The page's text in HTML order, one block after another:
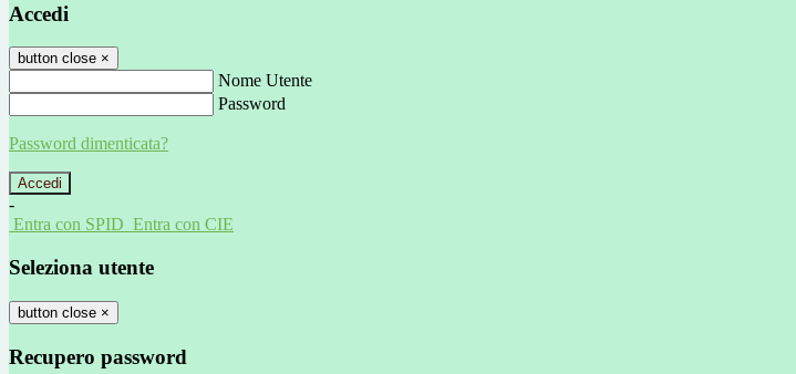
Accedi
button close ×
Nome Utente
Password
Password dimenticata?
-
Entra con SPID Entra con CIE
Seleziona utente
button close ×
Recupero password